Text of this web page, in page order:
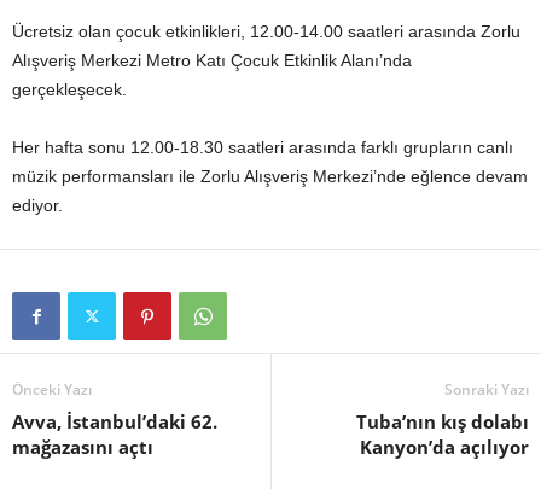
Ücretsiz olan çocuk etkinlikleri, 12.00-14.00 saatleri arasında Zorlu
Alışveriş Merkezi Metro Katı Çocuk Etkinlik Alanı’nda
gerçekleşecek.
Her hafta sonu 12.00-18.30 saatleri arasında farklı grupların canlı
müzik performansları ile Zorlu Alışveriş Merkezi’nde eğlence devam
ediyor.
Önceki Yazı
Avva, İstanbul’daki 62.
mağazasını açtı
Sonraki Yazı
Tuba’nın kış dolabı
Kanyon’da açılıyor